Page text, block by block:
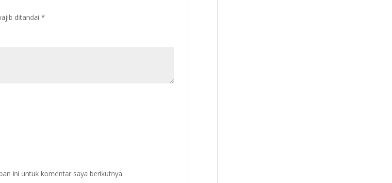
ditandai*
ini untuk komentar saya berikutnya.